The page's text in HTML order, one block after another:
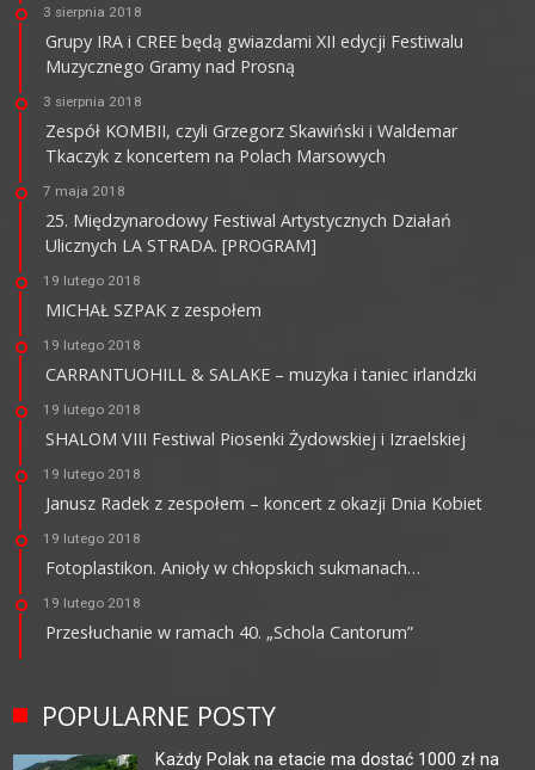
3 sierpnia 2018
Grupy IRA i CREE będą gwiazdami XII edycji Festiwalu
Muzycznego Gramy nad Prosną
3 sierpnia 2018
Zespół KOMBII, czyli Grzegorz Skawiński i Waldemar
Tkaczyk z koncertem na Polach Marsowych
7 maja 2018
25. Międzynarodowy Festiwal Artystycznych Działań
Ulicznych LA STRADA. [PROGRAM]
19 lutego 2018
MICHAŁ SZPAK z zespołem
19 lutego 2018
CARRANTUOHILL & SALAKE – muzyka i taniec irlandzki
19 lutego 2018
SHALOM VIII Festiwal Piosenki Żydowskiej i Izraelskiej
19 lutego 2018
Janusz Radek z zespołem – koncert z okazji Dnia Kobiet
19 lutego 2018
Fotoplastikon. Anioły w chłopskich sukmanach…
19 lutego 2018
Przesłuchanie w ramach 40. „Schola Cantorum”
POPULARNE POSTY
Każdy Polak na etacie ma dostać 1000 zł na